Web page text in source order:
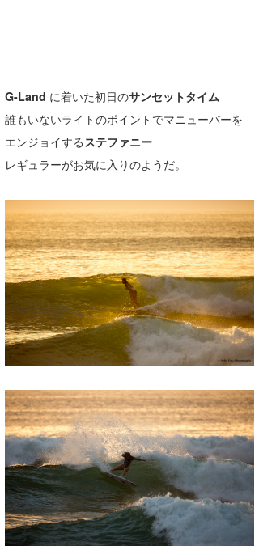
G-Land に着いた初日のサンセットタイム
誰もいないライトのポイントでマニューバーを
エンジョイするステファニー
レギュラーがお気に入りのようだ。